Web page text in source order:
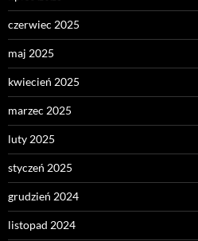
czerwiec 2025
maj 2025
kwiecień 2025
marzec 2025
luty 2025
styczeń 2025
grudzień 2024
listopad 2024